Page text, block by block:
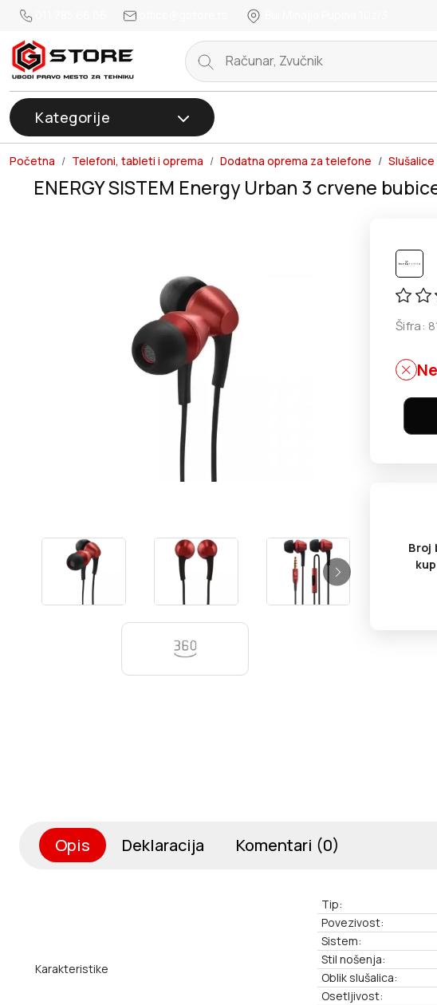
Kategorije
Početna Telefoni, tableti i oprema Dodatna oprema za telefone
ENERGY SISTEM Energy Urban 3 crvene
Šifra:
Broj
Opis Deklaracija Komentari (0)
Karakteristike
Tip:
Povezivost:
Sistem:
Stil nošenja:
Oblik slušalica:
Osetljivost: